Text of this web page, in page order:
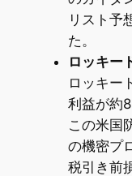
リスト予
た。
ロッキー
ロッキー
利益が約
この米国
の機密プ
税引き前